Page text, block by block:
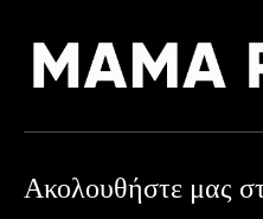
Ακολουθήστε μας